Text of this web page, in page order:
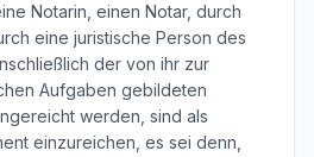
Notarin, einen Notar, durch
eine juristische Person des
der von ihr zur
Aufgaben gebildeten
werden, sind als
einzureichen, es sei denn,